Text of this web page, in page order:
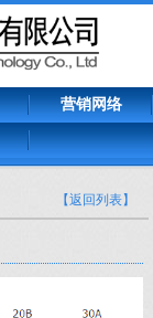
营销网络
【返回列表】